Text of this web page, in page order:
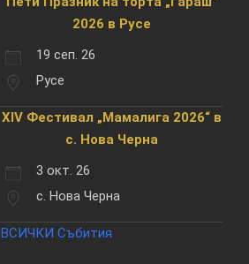
2026 в Русе
19 сеп. 26
Русе
XIV Фестивал „Мамалига 2026“ в
с. Нова Черна
3 окт. 26
с. Нова Черна
ВСИЧКИ Събития